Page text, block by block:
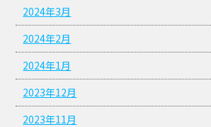
2024年3月
2024年2月
2024年1月
2023年12月
2023年11月